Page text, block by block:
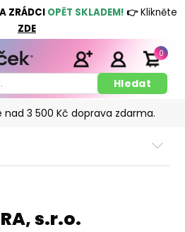
ZRÁDCI OPĚT SKLADEM! 👉Klikněte
ZDE
nad 3 500 Kč doprava zdarma.
0
s.r.o.